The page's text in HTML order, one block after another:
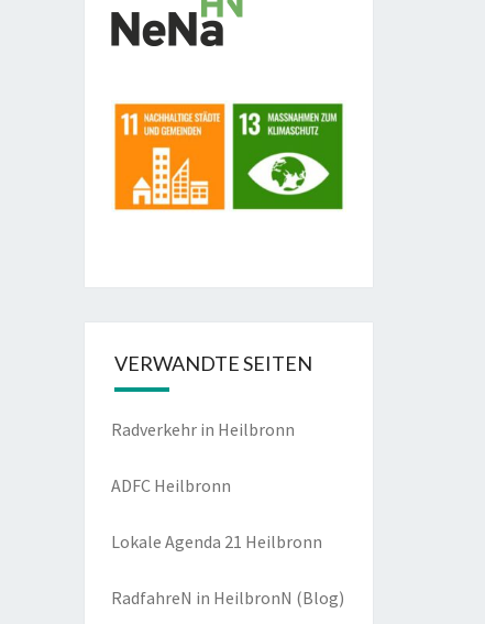
VERWANDTE SEITEN
Radverkehr in Heilbronn
ADFC Heilbronn
Lokale Agenda 21 Heilbronn
RadfahreN in HeilbronN (Blog)